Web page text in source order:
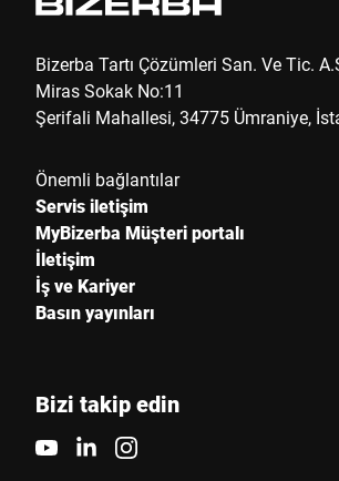
Sokak *
Posta kodu *
Ülke *
E-mail *
Bizerba Tartı Çözümleri San. Ve Tic.
Miras Sokak No:11
Şerifali Mahallesi, 34775 Ümraniye,
Önemli bağlantılar
Servis iletişim
MyBizerba Müşteri portalı
İletişim
İş ve Kariyer
Basın yayınları
Bizi takip edin